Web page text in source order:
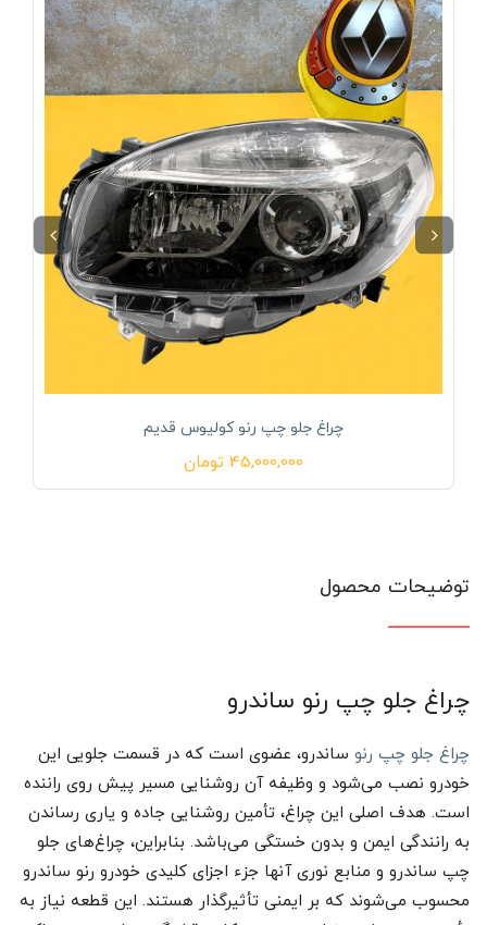
چراغ جلو چپ رنو کولیوس قدیم
45,000,000 تومان
توضیحات محصول
چراغ جلو چپ رنو ساندرو
چراغ جلو چپ رنو ساندرو، عضوی است که در قسمت جلویی این
خودرو نصب می‌شود و وظیفه آن روشنایی مسیر پیش روی راننده
است. هدف اصلی این چراغ، تأمین روشنایی جاده و یاری رساندن
به رانندگی ایمن و بدون خستگی می‌باشد. بنابراین، چراغ‌های جلو
چپ ساندرو و منابع نوری آنها جزء اجزای کلیدی خودرو رنو ساندرو
محسوب می‌شوند که بر ایمنی تأثیرگذار هستند. این قطعه نیاز به